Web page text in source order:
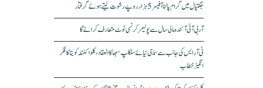
جگتیال میں گرام پالنا آفیسر 5 ہزار روپے رشوت لیتے ہوئے گرفتار
آر بی آئی آئندہ مالی سال سے پولیمر کرنسی نوٹ متعارف کرائے گا
ٹی آر ایس کی جانب سے سماجی نیائے سنکلپ سبھا کا انعقاد، کلواکنٹلہ کویتا کا فکر
انگیز خطاب